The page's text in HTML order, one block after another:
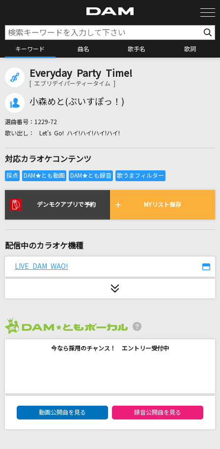
キーワード 曲名 歌手名 歌詞
カラオケ検索
カラオケ店舗検索
全国りれき
リアルタイムで歌われている曲の一覧
[生音]紫煙
渇望
yukkedoluce feat.GUMI
廻廻奇譚
Everyday Party Time!
[ エブリデイパーティータイム ]
小森めと(ぶいすぽっ！)
選曲番号： 1229-72
Let's Go! ハイ!ハイ!ハイ!ハイ!
対応カラオケコンテンツ
デンモクアプリで予約 MYリスト保存
配信中のカラオケ機種
LIVE DAM WAO!
今なら採用のチャンス！ エントリー受付中
DAM★ともボーカルエントリーランキング
動画公開曲を見る
録音公開曲を見る